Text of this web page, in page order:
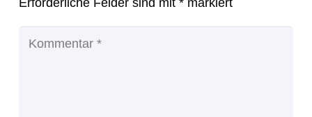
Erforderliche Felder sind mit * markiert